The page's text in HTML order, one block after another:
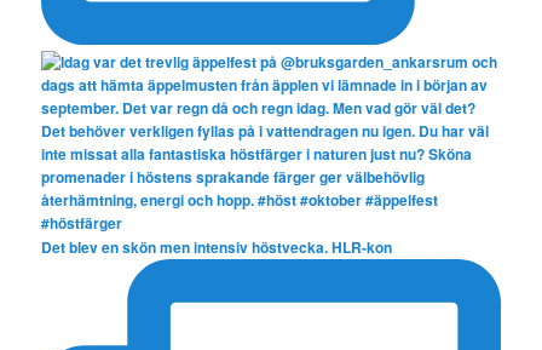
Det blev en skön men intensiv höstvecka. HLR-kon